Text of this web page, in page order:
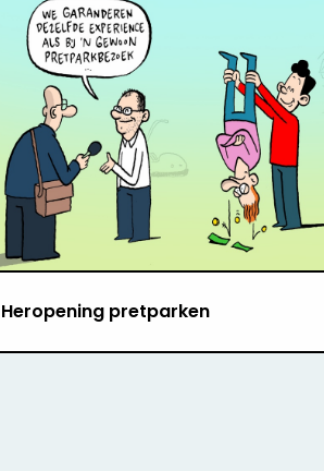
Heropening pretparken